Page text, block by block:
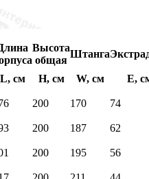
Высота
общая
Штанга
L, см H, см W, см E,
200 170 74
200 187 62
200 195 56